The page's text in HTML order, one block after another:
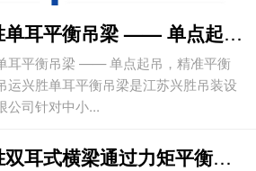
兴胜单耳平衡吊梁 —— 单点起吊，精准平
耳平衡吊梁 —— 单点起吊，精准平衡
运兴胜单耳平衡吊梁是江苏兴胜吊装设
公司针对中小...
兴胜双耳式横梁通过力矩平衡实现重物平稳吊